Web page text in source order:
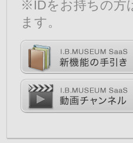
※IDをお持ちの方
ます。